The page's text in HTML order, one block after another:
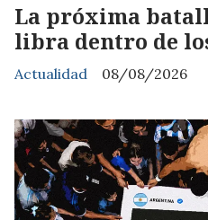
La próxima
libra dentro de
Actualidad 08/08/2026